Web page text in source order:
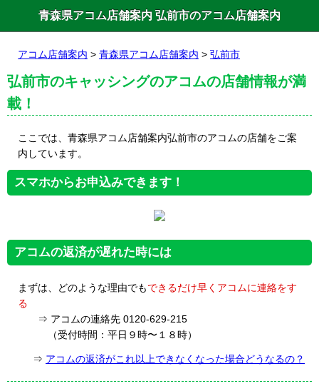
青森県アコム店舗案内 弘前市のアコム店舗案内
アコム店舗案内 > 青森県アコム店舗案内 > 弘前市
弘前市のキャッシングのアコムの店舗情報が満
載！
ここでは、青森県アコム店舗案内弘前市のアコムの店舗をご案
内しています。
スマホからお申込みできます！
アコムの返済が遅れた時には
まずは、どのような理由でもできるだけ早くアコムに連絡をす
る
⇒ アコムの連絡先 0120-629-215
（受付時間：平日９時〜１８時）
⇒ アコムの返済がこれ以上できなくなった場合どうなるの？